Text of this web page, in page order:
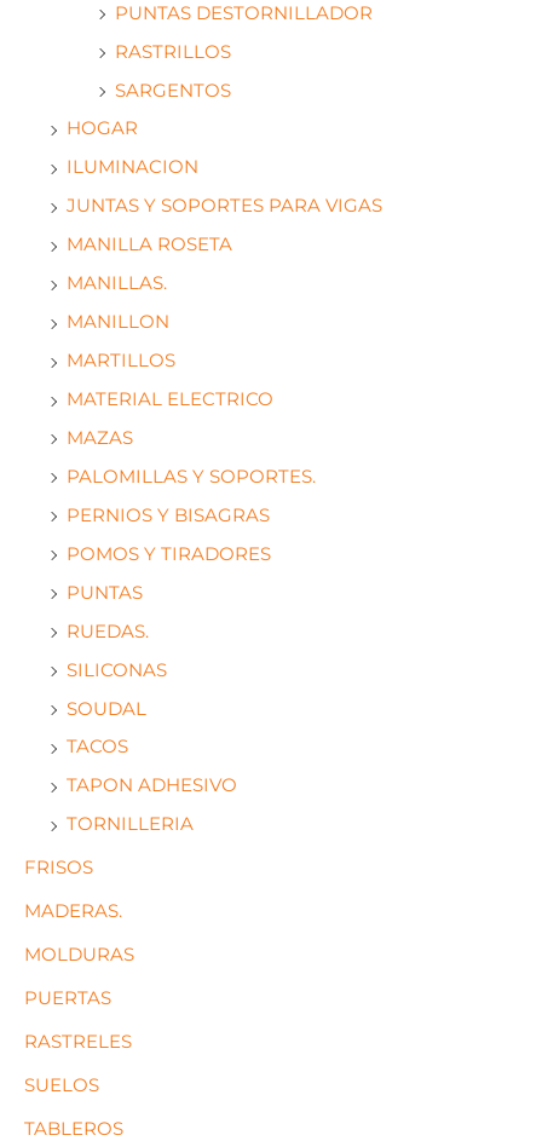
PUNTAS DESTORNILLADOR
RASTRILLOS
SARGENTOS
HOGAR
ILUMINACION
JUNTAS Y SOPORTES PARA VIGAS
MANILLA ROSETA
MANILLAS.
MANILLON
MARTILLOS
MATERIAL ELECTRICO
MAZAS
PALOMILLAS Y SOPORTES.
PERNIOS Y BISAGRAS
POMOS Y TIRADORES
PUNTAS
RUEDAS.
SILICONAS
SOUDAL
TACOS
TAPON ADHESIVO
TORNILLERIA
FRISOS
MADERAS.
MOLDURAS
PUERTAS
RASTRELES
SUELOS
TABLEROS